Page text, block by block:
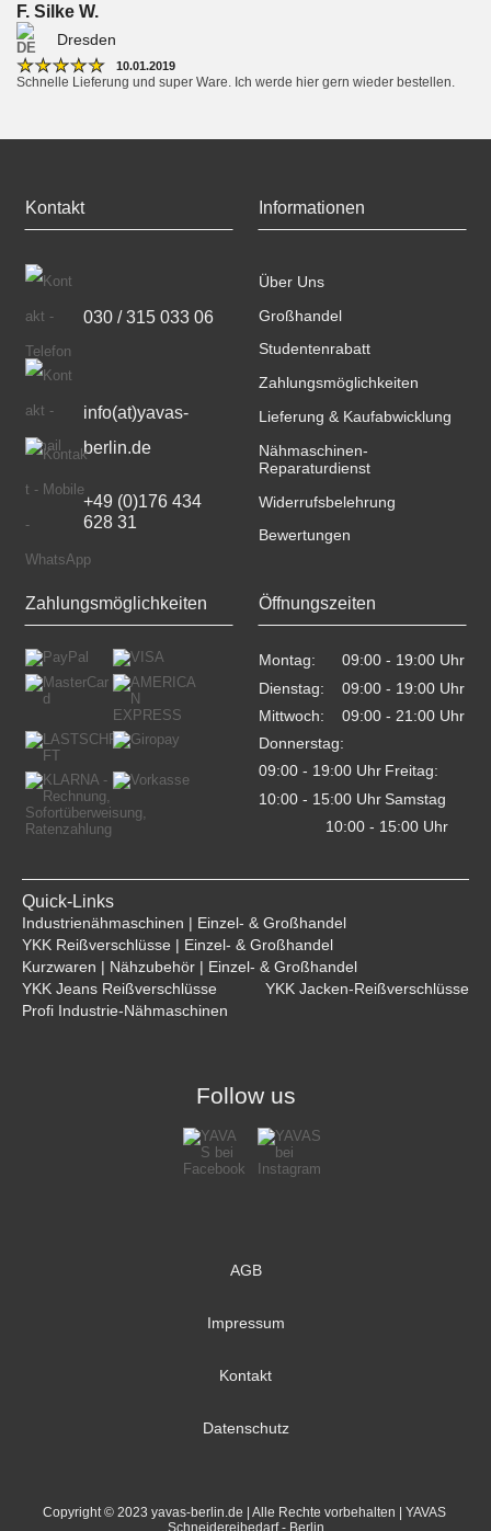
F. Silke W.
Dresden
★ ★ ★ ★ ★ 10.01.2019
Schnelle Lieferung und super Ware. Ich werde hier gern wieder bestellen.
Kontakt
030 / 315 033 06
info(at)yavas-
berlin.de
+49 (0)176 434
628 31
Informationen
Über Uns
Großhandel
Studentenrabatt
Zahlungsmöglichkeiten
Lieferung & Kaufabwicklung
Nähmaschinen-
Reparaturdienst
Widerrufsbelehrung
Bewertungen
Zahlungsmöglichkeiten Öffnungszeiten
Montag:
Dienstag:
Mittwoch:
Donnerstag:
09:00 - 19:00 Uhr
Freitag:
10:00 - 15:00 Uhr
Samstag
10:00 - 15:00 Uhr
Quick-Links
Industrienähmaschinen | Einzel- & Großhandel
YKK Reißverschlüsse | Einzel- & Großhandel
Kurzwaren | Nähzubehör | Einzel- & Großhandel
YKK Jeans Reißverschlüsse
YKK Jacken-Reißverschlüsse
Profi Industrie-Nähmaschinen
Follow us
AGB
Impressum
Kontakt
Datenschutz
Copyright © 2023 yavas-berlin.de | Alle Rechte vorbehalten | YAVAS
Schneidereibedarf - Berlin